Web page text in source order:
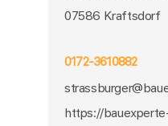
07586 Kraftsdorf
0172-3610882
https://